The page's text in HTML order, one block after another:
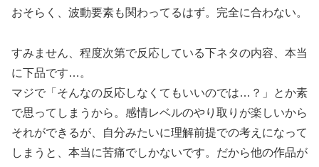
おそらく、波動要素も関わってるはず。完全に合わない。
すみません、程度次第で反応している下ネタの内容、本当
に下品です…。
マジで「そんなの反応しなくてもいいのでは…？」とか素
で思ってしまうから。感情レベルのやり取りが楽しいから
それができるが、自分みたいに理解前提での考えになって
しまうと、本当に苦痛でしかないです。だから他の作品が